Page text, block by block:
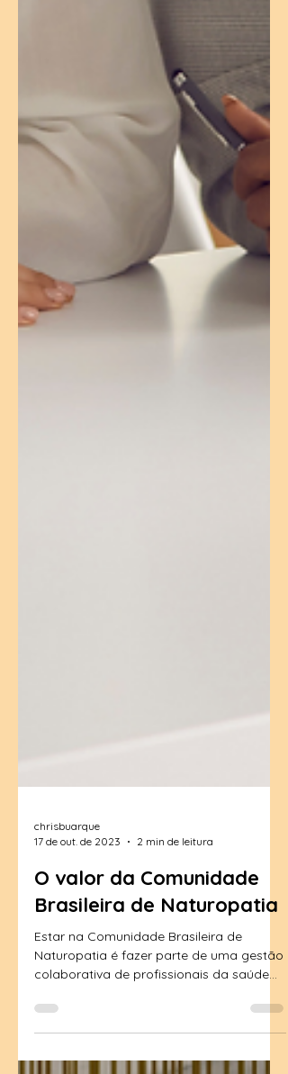
17 de out. de 2023
2 min de leitura
O valor da Comunidade
Brasileira de Naturopatia
Estar na Comunidade Brasileira de
colaborativa de profissionais da saúde
integrativa. Você tem...